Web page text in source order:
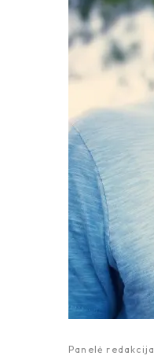
Panelė redakcija